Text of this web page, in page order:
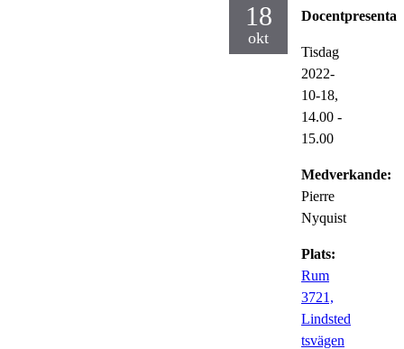
18
okt
Tisdag
2022-
10-18,
14.00 -
15.00
Medverkande:
Pierre
Nyquist
Plats:
Rum
3721,
Lindsted
tsvägen